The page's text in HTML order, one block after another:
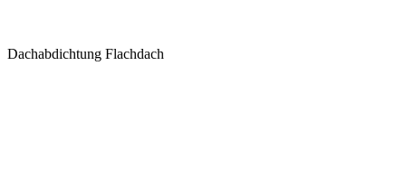
Dachabdichtung Flachdach